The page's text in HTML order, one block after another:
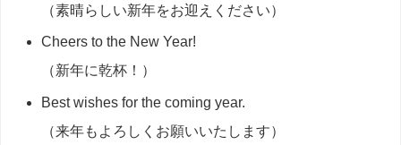
（素晴らしい新年をお迎えください）
Cheers to the New Year!
（新年に乾杯！）
Best wishes for the coming year.
（来年もよろしくお願いいたします）